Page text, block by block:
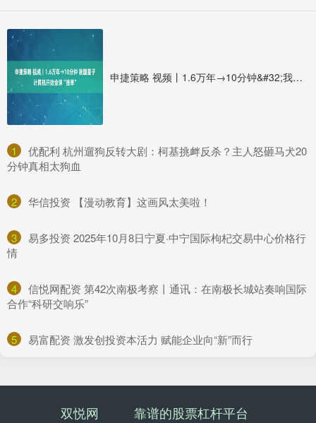
申捷策略 视频丨1.6万年→10分钟&#32;我国量子计算机开始全球“接单”
1
​优配利 杭州遛狗反转大剧：柯基挑衅反杀？主人怒砸马犬20
分钟真相太狗血
2 ​华信投资 【漫动教育】这画风太美啦！
3
​易多投资 2025年10月8日宁夏·中宁国际枸杞交易中心价格行
情
4
​信悦网配资 第42次南极考察丨通讯：在南极长城站奏响国际
合作“科研交响乐”
5 ​易富配资 激发创投资本活力 赋能企业向“新”而行
双悦网 靠谱的股票杠杆平台